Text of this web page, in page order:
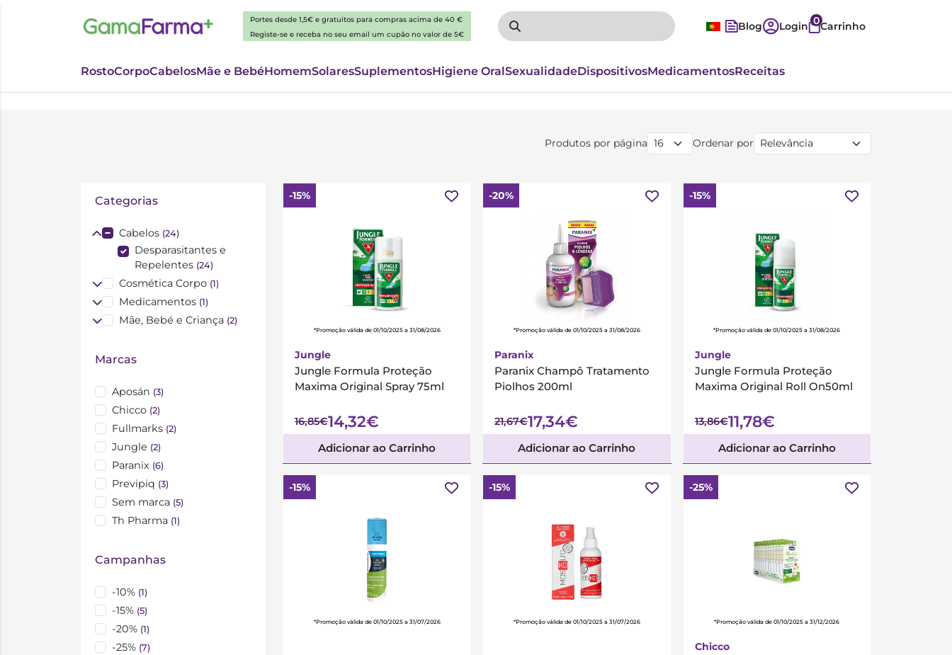
Portes desde 1,5€ e gratuitos para compras acima de 40 €
Registe-se e receba no seu email um cupão no valor de 5€
Blog Login 0Carrinho
RostoCorpoCabelosMãe e BebéHomemSolaresSuplementosHigiene OralSexualidadeDispositivosMedicamentosReceitas
Produtos por página Ordenar por
Categorias
Cabelos (24)
Desparasitantes e
Repelentes (24)
Cosmética Corpo (1)
Medicamentos (1)
Mãe, Bebé e Criança (2)
Marcas
Aposán (3)
Chicco (2)
Fullmarks (2)
Jungle (2)
Paranix (6)
Previpiq (3)
Sem marca (5)
Th Pharma (1)
Campanhas
-10% (1)
-15% (5)
-20% (1)
-25% (7)
-15%
*Promoção válida de 01/10/2025 a 31/08/2026
Jungle
Jungle Formula Proteção
Maxima Original Spray 75ml
16,85€14,32€
Adicionar ao Carrinho
-20%
*Promoção válida de 01/10/2025 a 31/08/2026
Paranix
Paranix Champô Tratamento
Piolhos 200ml
21,67€17,34€
Adicionar ao Carrinho
-15%
*Promoção válida de 01/10/2025 a 31/08/2026
Jungle
Jungle Formula Proteção
Maxima Original Roll On50ml
13,86€11,78€
Adicionar ao Carrinho
-15%
*Promoção válida de 01/10/2025 a 31/07/2026
-15%
*Promoção válida de 01/10/2025 a 31/07/2026
-25%
*Promoção válida de 01/10/2025 a 31/12/2026
Chicco